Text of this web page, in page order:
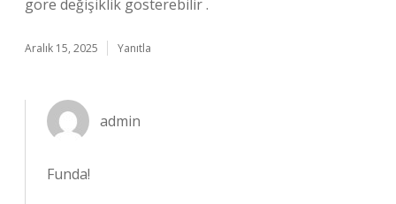
göre değişiklik gösterebilir .
Aralık 15, 2025 Yanıtla
admin
Funda!